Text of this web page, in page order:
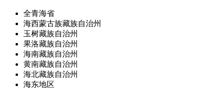
全青海省
海西蒙古族藏族自治州
玉树藏族自治州
果洛藏族自治州
海南藏族自治州
黄南藏族自治州
海北藏族自治州
海东地区